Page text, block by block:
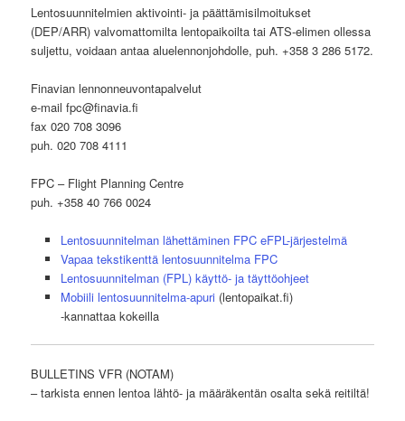
Lentosuunnitelmien aktivointi- ja päättämisilmoitukset
(DEP/ARR) valvomattomilta lentopaikoilta tai ATS-elimen ollessa
suljettu, voidaan antaa aluelennonjohdolle, puh. +358 3 286 5172.
Finavian lennonneuvontapalvelut
e-mail fpc@finavia.fi
fax 020 708 3096
puh. 020 708 4111
FPC – Flight Planning Centre
puh. +358 40 766 0024
Lentosuunnitelman lähettäminen FPC eFPL-järjestelmä
Vapaa tekstikenttä lentosuunnitelma FPC
Lentosuunnitelman (FPL) käyttö- ja täyttöohjeet
Mobiili lentosuunnitelma-apuri(lentopaikat.fi)
-kannattaa kokeilla
BULLETINS VFR (NOTAM)
– tarkista ennen lentoa lähtö- ja määräkentän osalta sekä reitiltä!